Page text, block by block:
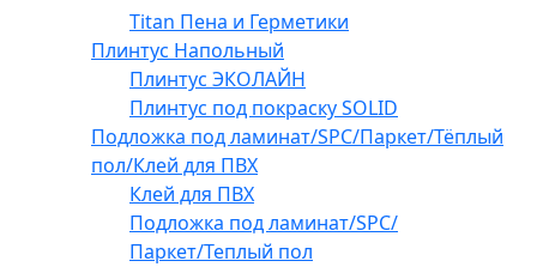
Titan Пена и Герметики
Плинтус Напольный
Плинтус ЭКОЛАЙН
Плинтус под покраску SOLID
Подложка под ламинат/SPC/Паркет/Тёплый
пол/Клей для ПВХ
Клей для ПВХ
Подложка под ламинат/SPC/
Паркет/Теплый пол